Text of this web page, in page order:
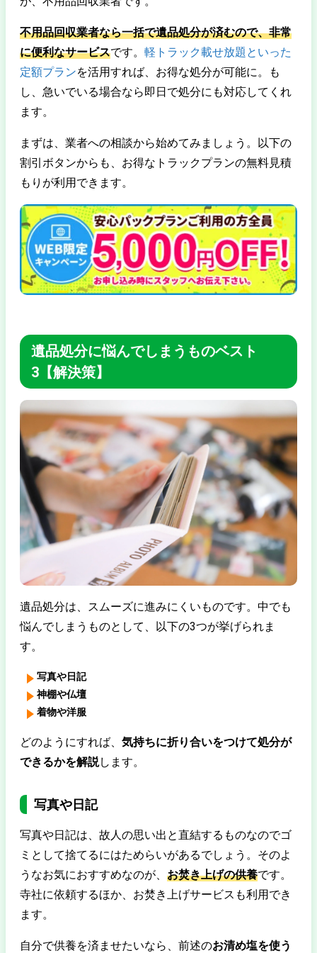
不用品回収業者なら一括で遺品処分が済むので、非常
に便利なサービスです。 軽トラック載せ放題といった
定額プランを活用すれば、お得な処分が可能に。も
し、急いでいる場合なら即日で処分にも対応してくれ
ます。
まずは、業者への相談から始めてみましょう。以下の
割引ボタンからも、お得なトラックプランの無料見積
もりが利用できます。
遺品処分に悩んでしまうものベスト
3【解決策】
遺品処分は、スムーズに進みにくいものです。中でも
悩んでしまうものとして、以下の3つが挙げられま
す。
写真や日記
神棚や仏壇
着物や洋服
どのようにすれば、 気持ちに折り合いをつけて処分が
できるかを解説します。
写真や日記
写真や日記は、故人の思い出と直結するものなのでゴ
ミとして捨てるにはためらいがあるでしょう。そのよ
うなお気におすすめなのが、 お焚き上げの供養です。
寺社に依頼するほか、お焚き上げサービスも利用でき
ます。
自分で供養を済ませたいなら、前述のお清め塩を使う